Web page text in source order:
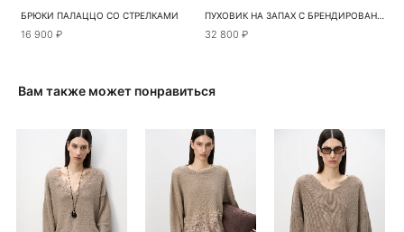
БРЮКИ ПАЛАЦЦО СО СТРЕЛКАМИ
16 900 ₽
ПУХОВИК НА ЗАПАХ С БРЕНДИРОВАННЫМ ТИСНЕНИЕМ
32 800 ₽
Вам также может понравиться